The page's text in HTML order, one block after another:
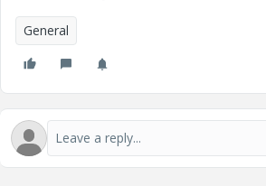
General